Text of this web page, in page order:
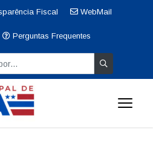
Fiscal WebMail
Perguntas Frequentes